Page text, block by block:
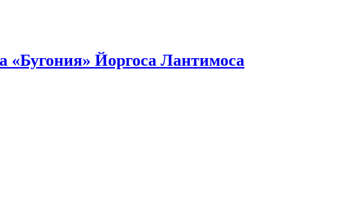
Йоргоса Лантимоса